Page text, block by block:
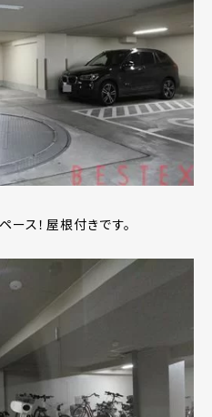
ス！屋根付きです。